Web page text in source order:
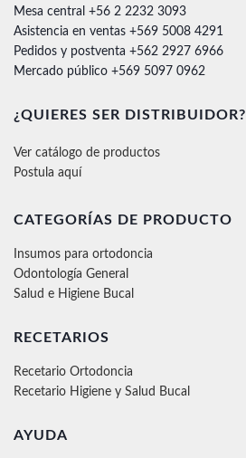
Mesa central +56 2 2232 3093
Asistencia en ventas +569 5008 4291
Pedidos y postventa +562 2927 6966
Mercado público +569 5097 0962
¿QUIERES SER DISTRIBUIDOR?
Ver catálogo de productos
Postula aquí
CATEGORÍAS DE PRODUCTO
Insumos para ortodoncia
Odontología General
Salud e Higiene Bucal
RECETARIOS
Recetario Ortodoncia
Recetario Higiene y Salud Bucal
AYUDA